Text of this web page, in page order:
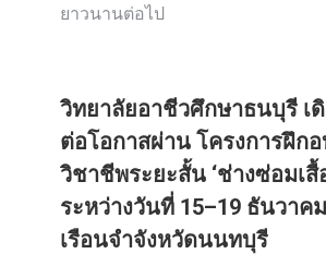
ยาวนานต่อไป
วิทยาลัยอาชีวศึกษาธนบุรี เ
ต่อโอกาสผ่าน โครงการฝึก
วิชาชีพระยะสั้น ‘ช่างซ่อมเสื้
ระหว่างวันที่ 15–19 ธันวาค
เรือนจำจังหวัดนนทบุรี